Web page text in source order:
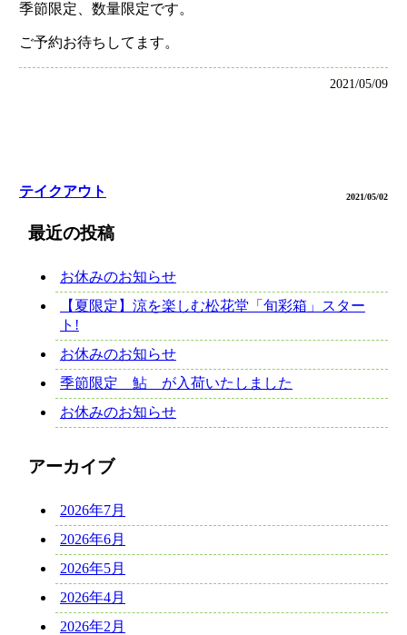
季節限定、数量限定です。
ご予約お待ちしてます。
2021/05/09
テイクアウト 2021/05/02
最近の投稿
お休みのお知らせ
【夏限定】涼を楽しむ松花堂「旬彩箱」スター
ト!
お休みのお知らせ
季節限定 鮎 が入荷いたしました
お休みのお知らせ
アーカイブ
2026年7月
2026年6月
2026年5月
2026年4月
2026年2月